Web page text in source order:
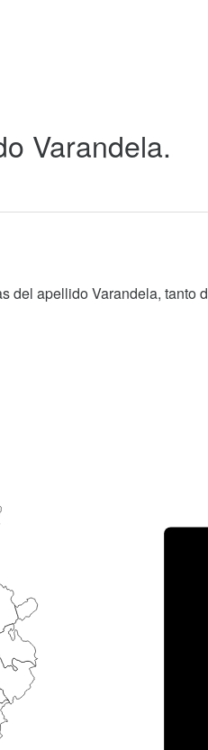
Varandela.
del apellido Varandela, tanto